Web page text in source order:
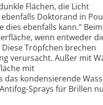
Flächen, die Licht
Doktorand in
dies ebenfalls kann.“ Beim
wenn entweder
Tröpfchen brechen
verursacht. Außer mit
mit
das konden­sierende
Sprays für Brillen